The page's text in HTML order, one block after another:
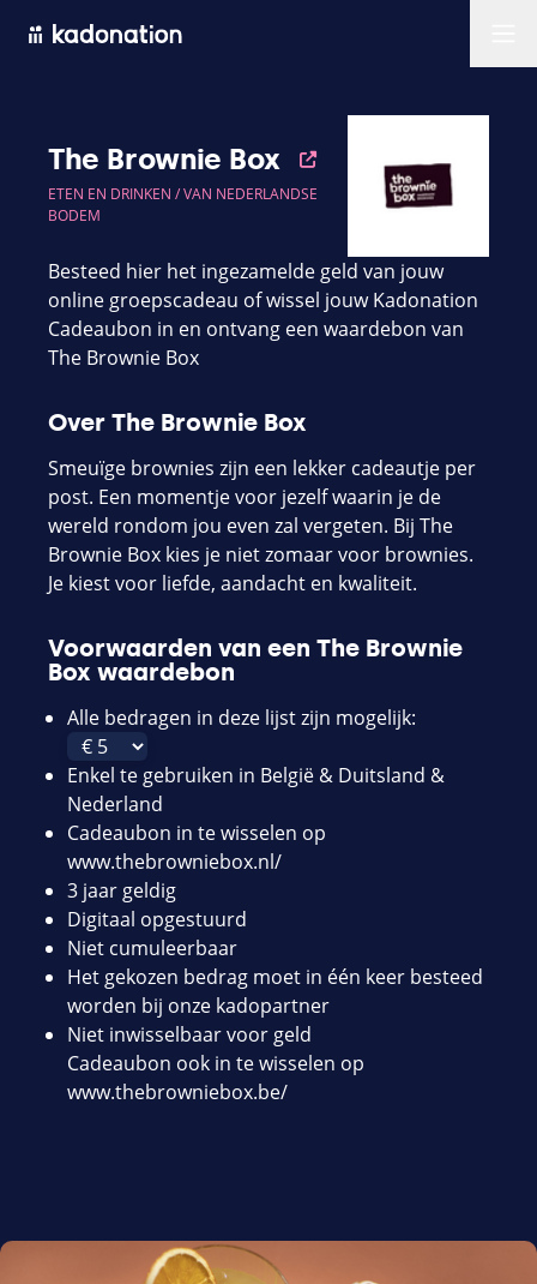
The Brownie Box
ETEN EN DRINKEN /VAN NEDERLANDSE
BODEM
Besteed hier het ingezamelde geld van jouw
online groepscadeau of wissel jouw Kadonation
Cadeaubon in en ontvang een waardebon van
The Brownie Box
Over The Brownie Box
Smeuïge brownies zijn een lekker cadeautje per
post. Een momentje voor jezelf waarin je de
wereld rondom jou even zal vergeten. Bij The
Brownie Box kies je niet zomaar voor brownies.
Je kiest voor liefde, aandacht en kwaliteit.
Voorwaarden van een The Brownie
Box waardebon
Alle bedragen in deze lijst zijn mogelijk:
Enkel te gebruiken in België & Duitsland &
Nederland
Cadeaubon in te wisselen op
www.thebrowniebox.nl/
3 jaar geldig
Digitaal opgestuurd
Niet cumuleerbaar
Het gekozen bedrag moet in één keer besteed
worden bij onze kadopartner
Niet inwisselbaar voor geld
Cadeaubon ook in te wisselen op
www.thebrowniebox.be/